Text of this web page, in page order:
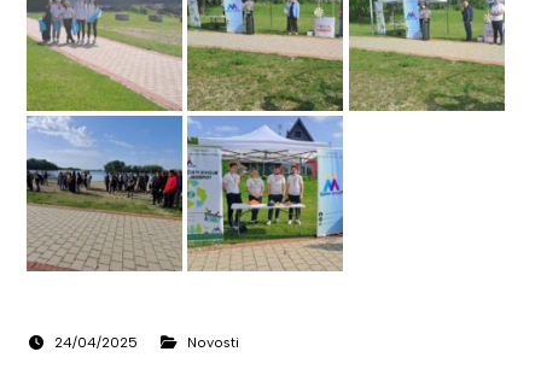
24/04/2025 Novosti